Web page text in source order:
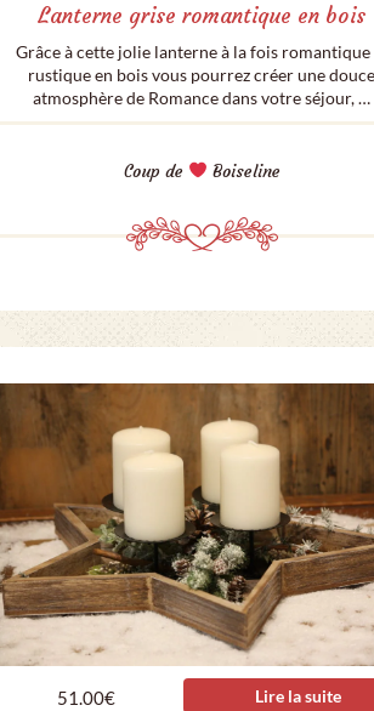
Lanterne grise romantique en bois
Grâce à cette jolie lanterne à la fois romantique
rustique en bois vous pourrez créer une
atmosphère de Romance dans votre séjour, …
Coup de Boiseline
51.00€
Lire la suite